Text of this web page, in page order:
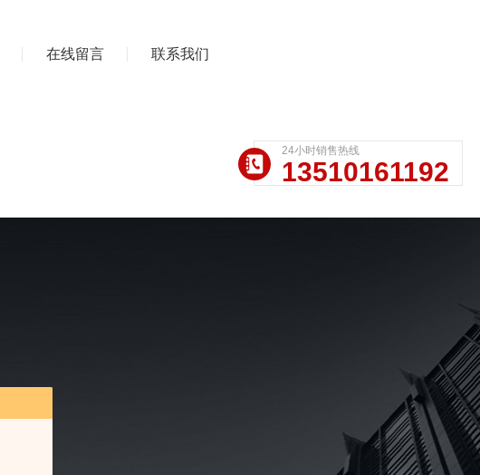
在线留言 联系我们
24小时销售热线
13510161192